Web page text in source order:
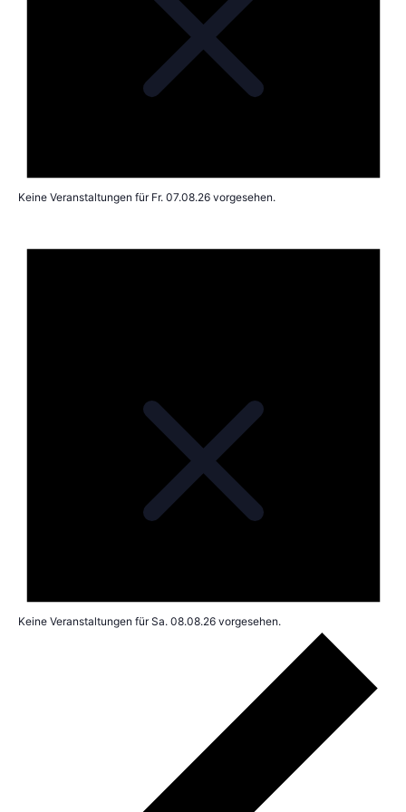
Keine Veranstaltungen für Fr. 07.08.26 vorgesehen.
Keine Veranstaltungen für Sa. 08.08.26 vorgesehen.